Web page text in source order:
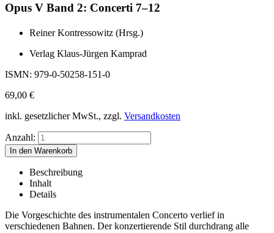
Opus V Band 2: Concerti 7–12
Reiner Kontressowitz (Hrsg.)
Verlag Klaus-Jürgen Kamprad
ISMN: 979-0-50258-151-0
69,00 €
inkl. gesetzlicher MwSt., zzgl. Versandkosten
Anzahl:
Beschreibung
Inhalt
Details
Die Vorgeschichte des instrumentalen Concerto verlief in
verschiedenen Bahnen. Der konzertierende Stil durchdrang alle